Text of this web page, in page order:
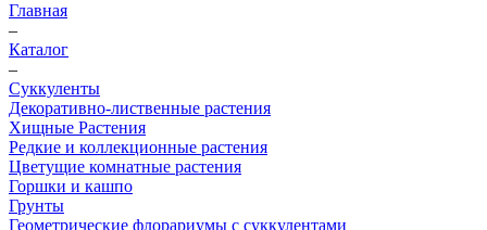
Главная
–
Каталог
–
Суккуленты
Декоративно-лиственные растения
Хищные Растения
Редкие и коллекционные растения
Цветущие комнатные растения
Горшки и кашпо
Грунты
Геометрические флорариумы с суккулентами